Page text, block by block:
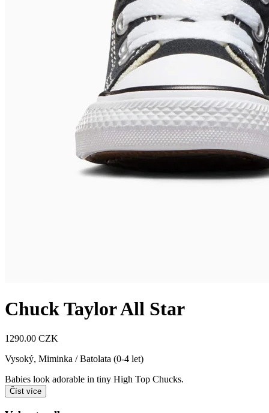
Chuck Taylor All Star
1290.00 CZK
Vysoký, Miminka / Batolata (0-4 let)
Babies look adorable in tiny High Top Chucks.
Číst více